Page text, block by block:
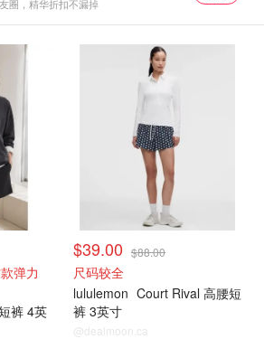
圈，精华折扣不漏掉
弹力
裤 4英
$39.00 $88.00
尺码较全
lululemon Court Rival 高腰短
裤 3英寸
@dealmoon.ca